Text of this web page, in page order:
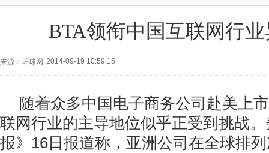
BTA领衔中国互联网行
来源：环球网 2014-09-19 10:59:15
随着众多中国电子商务公司赴美上
联网行业的主导地位似乎正受到挑战
报》16日报道称，亚洲公司在全球排